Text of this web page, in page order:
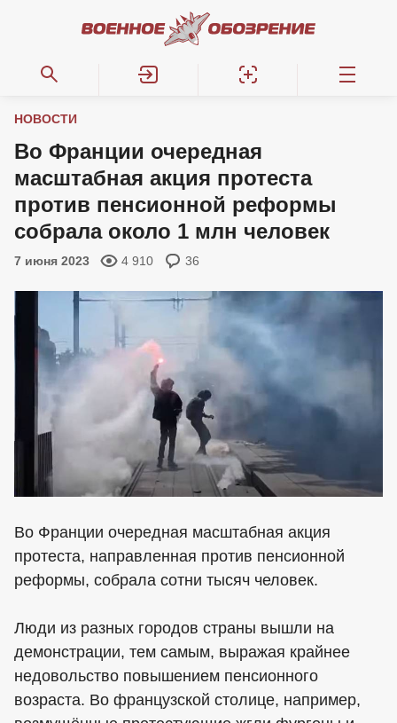
НОВОСТИ
Во Франции очередная
масштабная акция протеста
против пенсионной реформы
собрала около 1 млн человек
7 июня 2023 4 910 36
Во Франции очередная масштабная акция
протеста, направленная против пенсионной
реформы, собрала сотни тысяч человек.
Люди из разных городов страны вышли на
демонстрации, тем самым, выражая крайнее
недовольство повышением пенсионного
возраста. Во французской столице, например,